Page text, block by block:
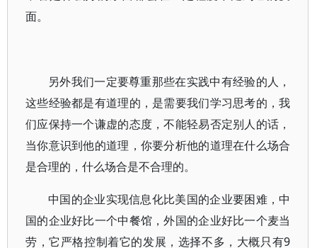
面。
另外我们一定要尊重那些在实践中有经验的人，
这些经验都是有道理的，是需要我们学习思考的，我
们应保持一个谦虚的态度，不能轻易否定别人的话，
当你意识到他的道理，你要分析他的道理在什么场合
是合理的，什么场合是不合理的。
中国的企业实现信息化比美国的企业要困难，中
国的企业好比一个中餐馆，外国的企业好比一个麦当
劳，它严格控制着它的发展，选择不多，大概只有9